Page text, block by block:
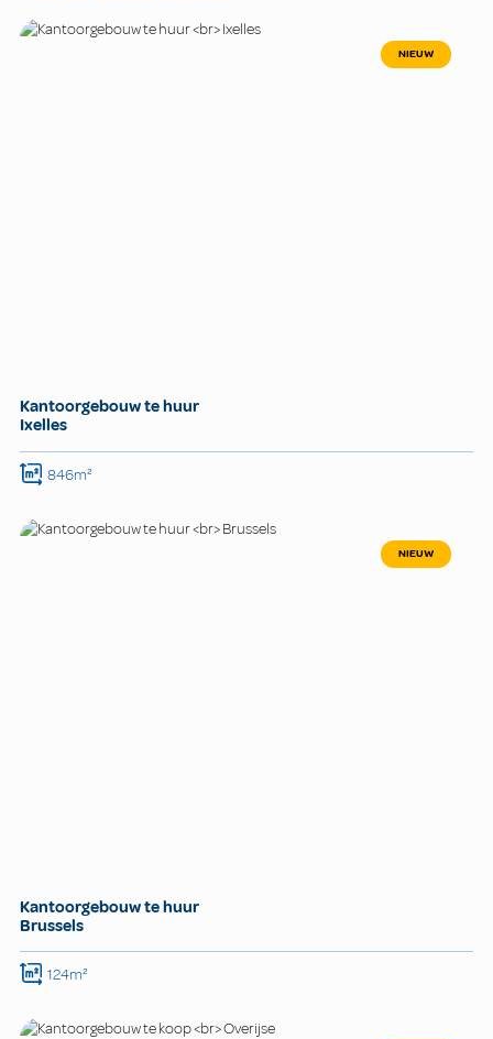
NIEUW
Kantoorgebouw te huur
Ixelles
846m²
NIEUW
Kantoorgebouw te huur
Brussels
124m²